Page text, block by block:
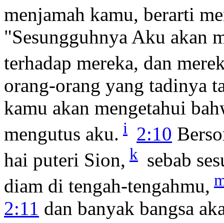
menjamah kamu, berarti
"Sesungguhnya Aku akan
terhadap mereka, dan
orang-orang yang tadinya
kamu akan mengetahui
mengutus aku. i 2:10
hai puteri Sion, k sebab
diam di tengah-tengahmu,
2:11 dan banyak bangsa